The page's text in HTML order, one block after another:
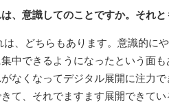
、意識してのことですか。それと
は、どちらもあります。意識的に
集中できるようになったという面
なくなってデジタル展開に注力
て、それでますます展開できてい